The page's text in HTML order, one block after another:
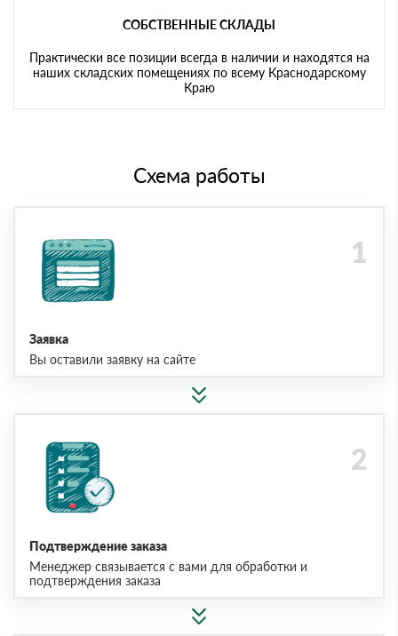
СОБСТВЕННЫЕ СКЛАДЫ
Практически все позиции всегда в наличии и находятся на
наших складских помещениях по всему Краснодарскому
Краю
Схема работы
Заявка
Вы оставили заявку на сайте
Подтверждение заказа
Менеджер связывается с вами для обработки и
подтверждения заказа